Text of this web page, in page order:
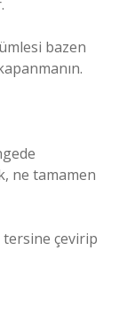
bazen
ne tamamen
çevirip